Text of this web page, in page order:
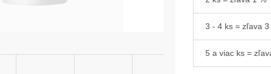
3 - 4 ks = zľava 3
5 a viac ks =